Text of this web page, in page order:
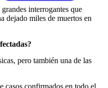
interrogantes que
dejado miles de muertos en
pero también una de las
casos confirmados en todo el